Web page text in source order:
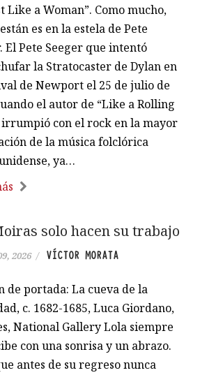
Like a Woman”. Como mucho,
es en la estela de Pete
El Pete Seeger que intentó
la Stratocaster de Dylan en
de Newport el 25 de julio de
el autor de “Like a Rolling
irrumpió con el rock en la mayor
de la música folclórica
ya…
solo hacen su trabajo
2026 / VÍCTOR MORATA
de portada: La cueva de la
c. 1682-1685, Luca Giordano,
National Gallery Lola siempre
con una sonrisa y un abrazo.
antes de su regreso nunca